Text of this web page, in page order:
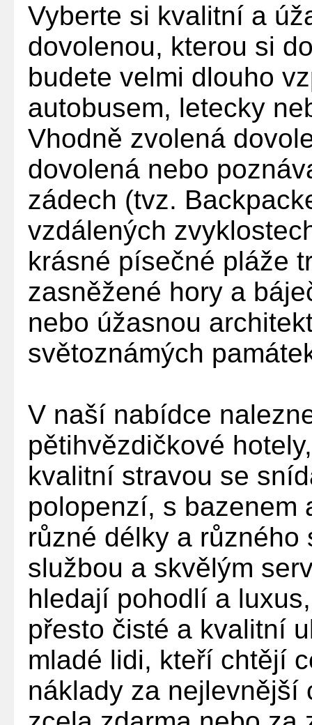
Vyberte si kvalitní a
dovolenou, kterou si
budete velmi dlouho
autobusem, letecky
Vhodně zvolená
dovolená nebo
zádech (tvz.
vzdálených
krásné písečné pláže
zasněžené hory a
nebo úžasnou
světoznámých
V naší nabídce
pětihvězdičkové
kvalitní stravou se
polopenzí, s bazenem
různé délky a
službou a skvělým
hledají pohodlí a
přesto čisté a kvalitní
mladé lidi, kteří chtějí
náklady za nejlevnější